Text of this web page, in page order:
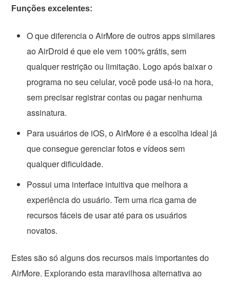
Funções excelentes:
O que diferencia o AirMore de outros apps similares
ao AirDroid é que ele vem 100% grátis, sem
qualquer restrição ou limitação. Logo após baixar o
programa no seu celular, você pode usá-lo na hora,
sem precisar registrar contas ou pagar nenhuma
assinatura.
Para usuários de iOS, o AirMore é a escolha ideal já
que consegue gerenciar fotos e vídeos sem
qualquer dificuldade.
Possui uma interface intuitiva que melhora a
experiência do usuário. Tem uma rica gama de
recursos fáceis de usar até para os usuários
novatos.
Estes são só alguns dos recursos mais importantes do
AirMore. Explorando esta maravilhosa alternativa ao